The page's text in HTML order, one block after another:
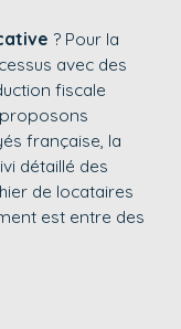
? Pour la
avec des
fiscale
française, la
détaillé des
de locataires
est entre des